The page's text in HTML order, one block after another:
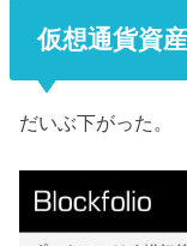
仮想通貨資産
だいぶ下がった。